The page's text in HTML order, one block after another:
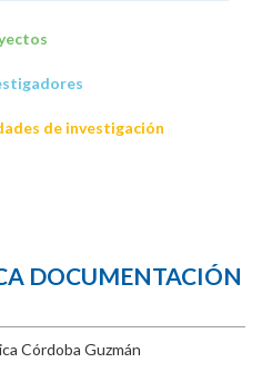
de investigación
DOCUMENTACIÓN
Córdoba Guzmán